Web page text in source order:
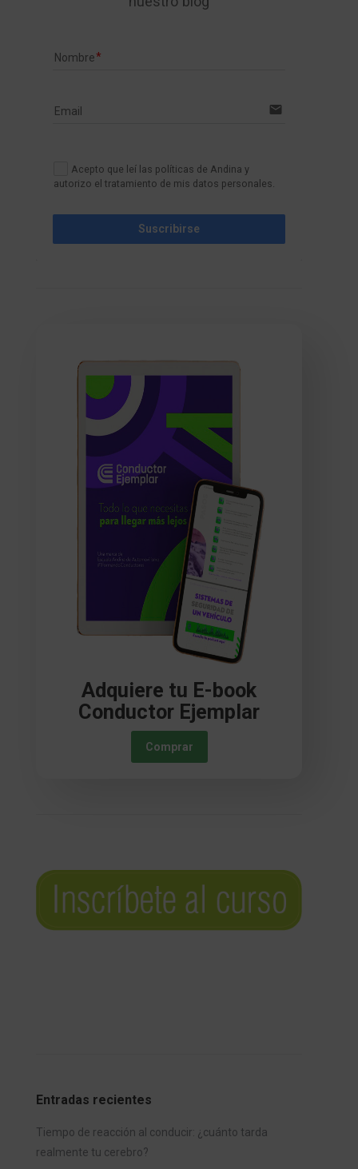
Nombre
Email email
Acepto que leí las políticas de Andina y
autorizo el tratamiento de mis datos personales.
Suscribirse
Adquiere tu E-book
Conductor Ejemplar
Comprar
Entradas recientes
Tiempo de reacción al conducir: ¿cuánto tarda
realmente tu cerebro?